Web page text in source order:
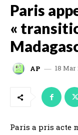
Paris
«
AP 18 Mar
Paris a pris acte